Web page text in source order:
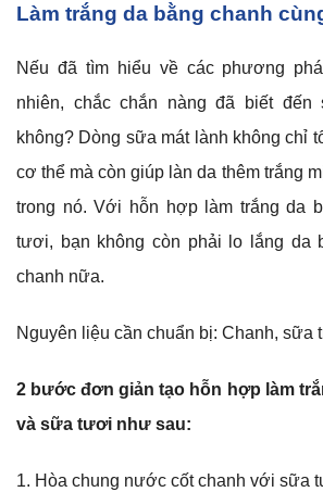
Làm trắng da bằng chanh
Nếu đã tìm hiểu về các phương
nhiên, chắc chắn nàng đã biết
không? Dòng sữa mát lành không chỉ
cơ thể mà còn giúp làn da thêm trắng
trong nó. Với hỗn hợp làm trắng da
tươi, bạn không còn phải lo lắng da
chanh nữa.
Nguyên liệu cần chuẩn bị: Chanh, sữa
2 bước đơn giản tạo hỗn hợp làm
và sữa tươi như sau:
Hòa chung nước cốt chanh với sữa